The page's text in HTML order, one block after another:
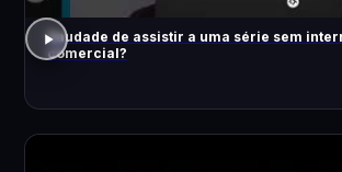
Saudade de assistir a uma série sem
comercial?